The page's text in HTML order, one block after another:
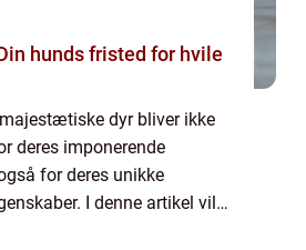
hunds fristed for hvile
dyr bliver ikke
deres imponerende
for deres unikke
I denne artikel vil